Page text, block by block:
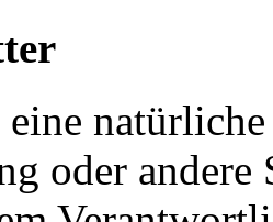
oder andere